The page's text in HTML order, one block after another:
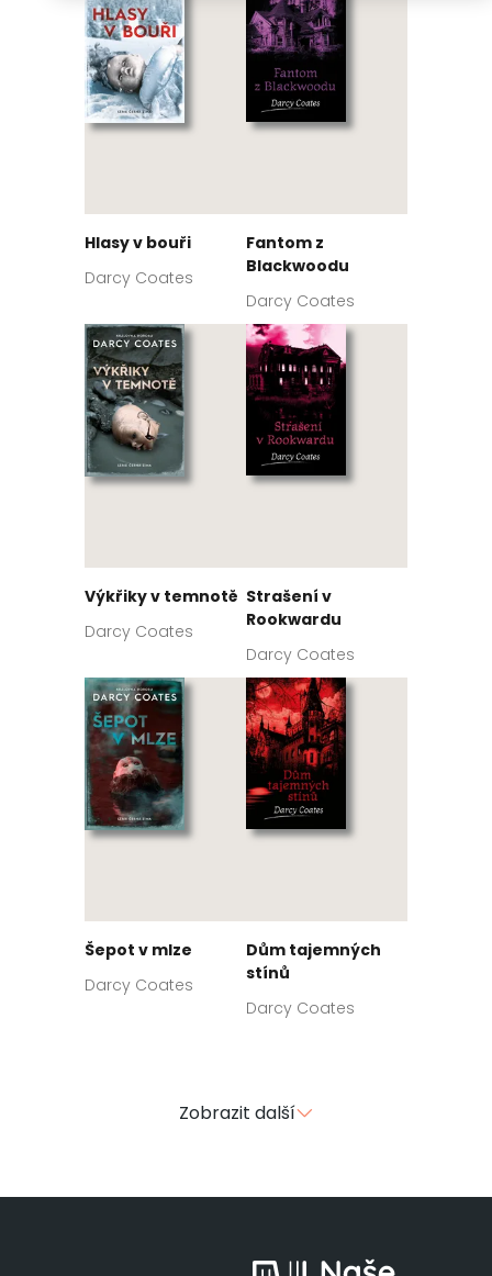
Hlasy v bouři
Darcy Coates
Fantom z
Blackwoodu
Darcy Coates
Výkřiky v temnotě
Darcy Coates
Strašení v
Rookwardu
Darcy Coates
Šepot v mlze
Darcy Coates
Dům tajemných
stínů
Darcy Coates
Zobrazit další